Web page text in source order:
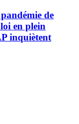
de
en plein
inquiètent